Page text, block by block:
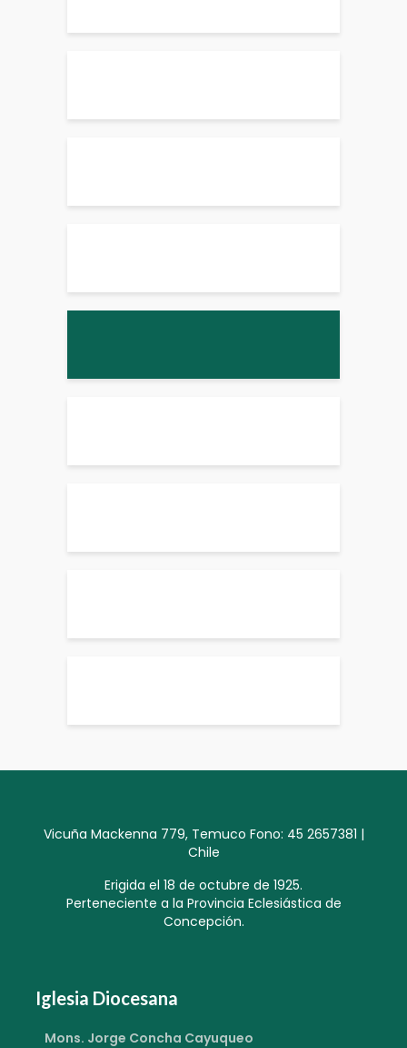
Vicuña Mackenna 779, Temuco Fono: 45 2657381 |
Chile
Erigida el 18 de octubre de 1925.
Perteneciente a la Provincia Eclesiástica de
Concepción.
Iglesia Diocesana
Mons. Jorge Concha Cayuqueo